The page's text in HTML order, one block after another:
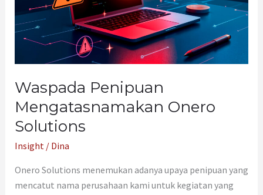
Waspada Penipuan
Mengatasnamakan Onero
Solutions
Insight / Dina
Onero Solutions menemukan adanya upaya penipuan yang
mencatut nama perusahaan kami untuk kegiatan yang